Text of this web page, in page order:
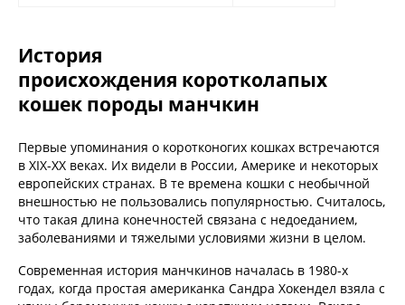
История
происхождения коротколапых
кошек породы манчкин
Первые упоминания о коротконогих кошках встречаются
в XIX-XX веках. Их видели в России, Америке и некоторых
европейских странах. В те времена кошки с необычной
внешностью не пользовались популярностью. Считалось,
что такая длина конечностей связана с недоеданием,
заболеваниями и тяжелыми условиями жизни в целом.
Современная история манчкинов началась в 1980-х
годах, когда простая американка Сандра Хокендел взяла с